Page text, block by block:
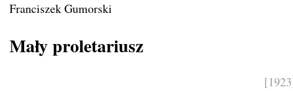
Franciszek Gumorski
Mały proletariusz